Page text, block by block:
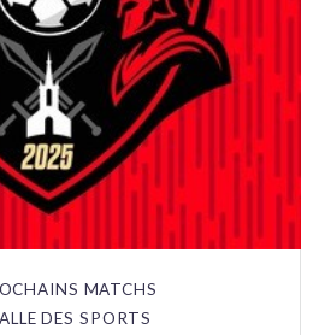
MATCHS
DES SPORTS